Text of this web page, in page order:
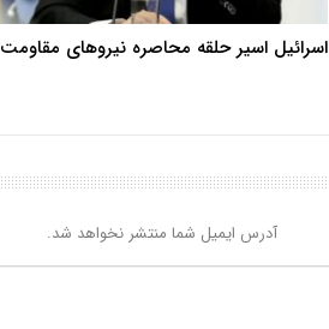
اسرائیل اسیر حلقه محاصره نیروهای مقاومت
آدرس ایمیل شما منتشر نخواهد شد.